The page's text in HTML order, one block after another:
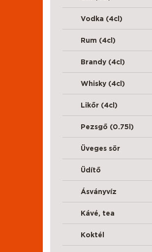
Vodka (4cl)
Rum (4cl)
Brandy (4cl)
Whisky (4cl)
Likőr (4cl)
Pezsgő (0.75l)
Üveges sör
Üdítő
Ásványvíz
Kávé, tea
Koktél